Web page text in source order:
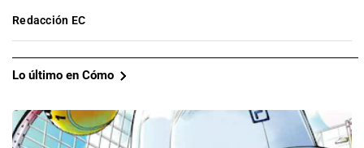
Redacción EC
Lo último en Cómo